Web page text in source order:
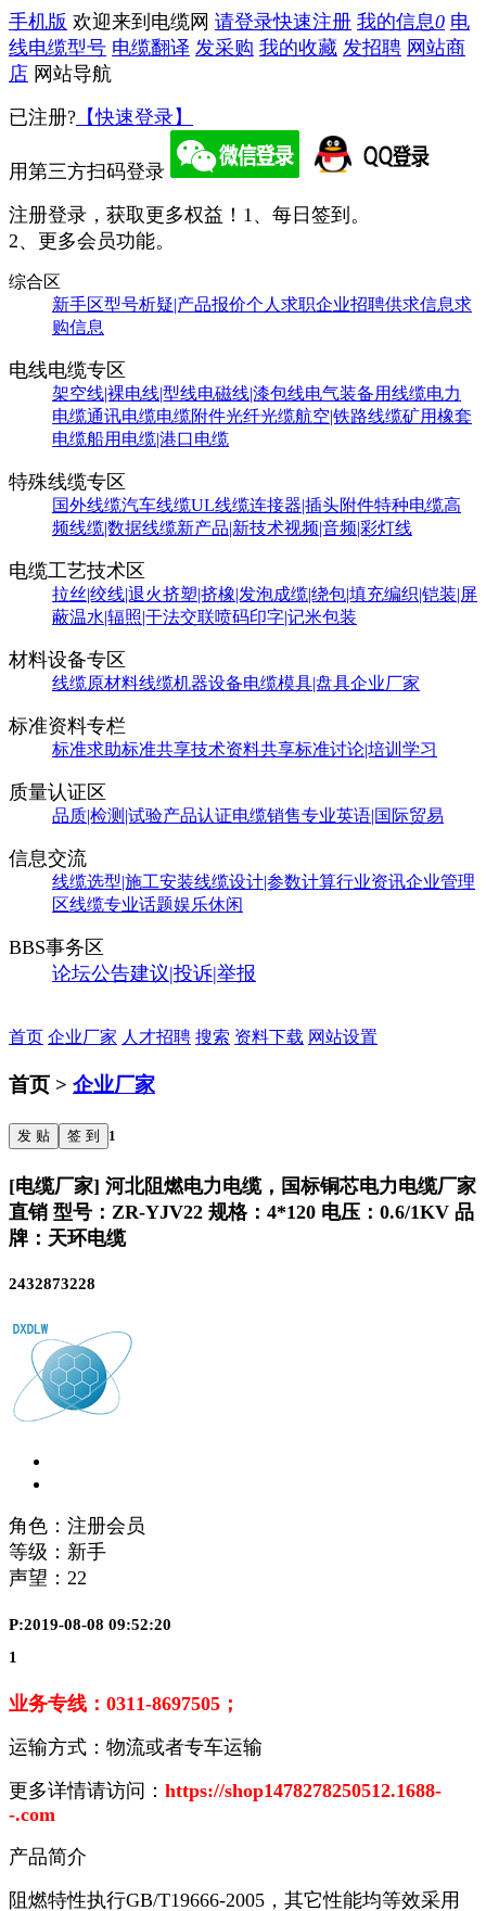
手机版 欢迎来到电缆网 请登录快速注册 我的信息0 电
线电缆型号 电缆翻译 发采购 我的收藏 发招聘 网站商
店 网站导航
已注册? 【快速登录】
用第三方扫码登录
注册登录，获取更多权益！ 1、每日签到。
2、更多会员功能。
综合区
新手区型号析疑|产品报价个人求职企业招聘供求信息求
购信息
电线电缆专区
架空线|裸电线|型线电磁线|漆包线电气装备用线缆电力
电缆通讯电缆电缆附件光纤光缆航空|铁路线缆矿用橡套
电缆船用电缆|港口电缆
特殊线缆专区
国外线缆汽车线缆UL线缆连接器|插头附件特种电缆高
频线缆|数据线缆新产品|新技术视频|音频|彩灯线
电缆工艺技术区
拉丝|绞线|退火挤塑|挤橡|发泡成缆|绕包|填充编织|铠装|屏
蔽温水|辐照|干法交联喷码印字|记米包装
材料设备专区
线缆原材料线缆机器设备电缆模具|盘具企业厂家
标准资料专栏
标准求助标准共享技术资料共享标准讨论|培训学习
质量认证区
品质|检测|试验产品认证电缆销售专业英语|国际贸易
信息交流
线缆选型|施工安装线缆设计|参数计算行业资讯企业管理
区线缆专业话题娱乐休闲
BBS事务区
论坛公告建议|投诉|举报
首页 企业厂家 人才招聘 搜索 资料下载 网站设置
首页 > 企业厂家
发 贴 签 到 1
[电缆厂家] 河北阻燃电力电缆，国标铜芯电力电缆厂家
直销 型号：ZR-YJV22 规格：4*120 电压：0.6/1KV 品
牌：天环电缆
2432873228
角色：注册会员
等级：新手
声望： 22
P:2019-08-08 09:52:20
1
业务专线： 0311-8697505 ；
运输方式：物流或者专车运输
更多详情请访问： https://shop1478278250512.1688-
-.com
产品简介
阻燃特性执行GB/T19666-2005 ，其它性能均等效采用